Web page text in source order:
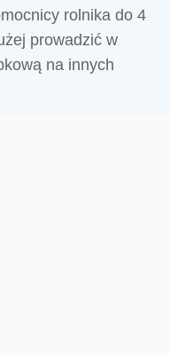
rolnika do 4
prowadzić w
na innych